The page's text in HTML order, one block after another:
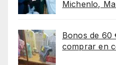
Michenlo,
Bonos de 60
comprar en